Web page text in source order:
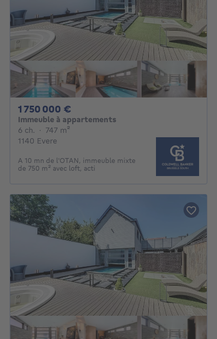
1 750 000 €
Immeuble à appartements
6 ch. 6 chambres
· 747 m²
1140 Evere
A 10 mn de l'OTAN, immeuble mixte
de 750 m² avec loft, acti